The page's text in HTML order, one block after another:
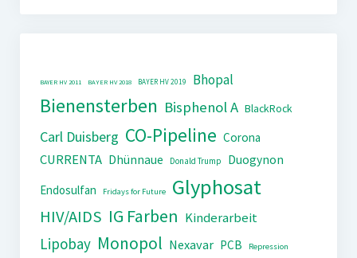
BAYER HV 2011 BAYER HV 2018 BAYER HV 2019 Bhopal
Bienensterben Bisphenol A BlackRock
Carl Duisberg CO-Pipeline Corona
CURRENTA Dhünnaue Donald Trump
Duogynon
Endosulfan
Fridays for Future Glyphosat
HIV/AIDS IG Farben Kinderarbeit
Lipobay Monopol Nexavar PCB Repression